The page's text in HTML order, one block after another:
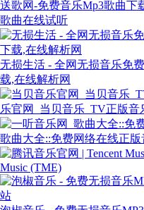
送歌网-免费音乐Mp3歌曲下
歌曲在线试听
无损生活 - 全网无损音乐免
载,在线解析网
乐官网_当贝音乐_TV正版音
歌曲大全::免费网络在线正版
Music (TME)